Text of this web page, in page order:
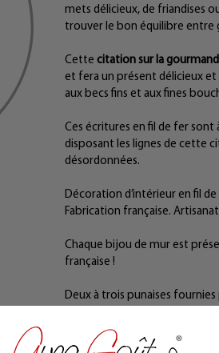
mets délicieux, de friandises
trouver le bon équilibre entre
Cette citation sur la
et fera un présent délicieux
aux becs fins et aux fines
Ces écritures en fil de fer
disposant les lignes de cette
désordonnées.
Décoration d’intérieur en fil
Fabrication française. Artisanat
Chaque bijou de mur est
française !
Deux à trois punaises
Ligne 1 : environ 50 cm x 16 cm
Ligne 2 : environ 43 cm x 8 cm